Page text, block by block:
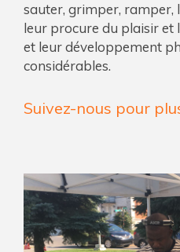
sauter, grimper, ramper,
leur procure du plaisir et
et leur développement
considérables.
Suivez-nous pour